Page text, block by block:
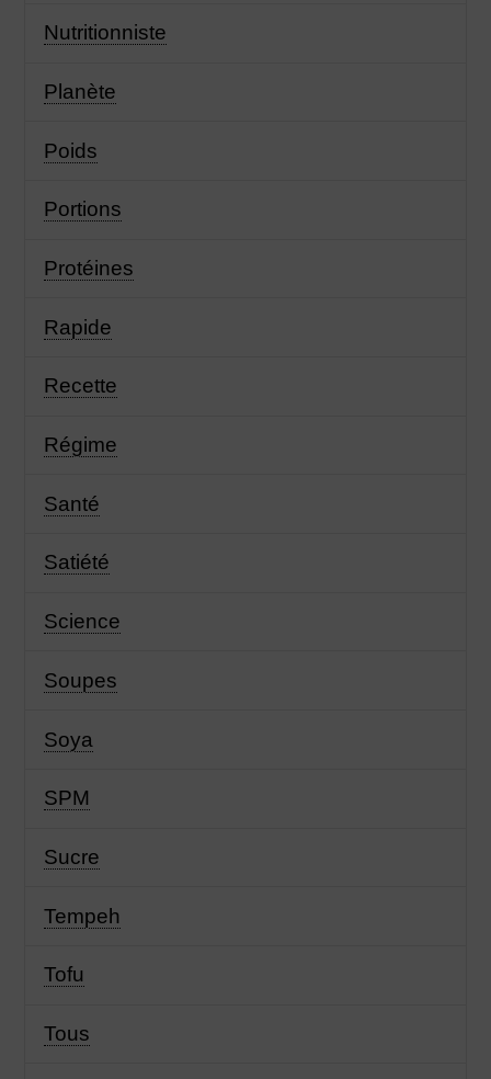
Nutritionniste
Planète
Poids
Portions
Protéines
Rapide
Recette
Régime
Santé
Satiété
Science
Soupes
Soya
SPM
Sucre
Tempeh
Tofu
Tous